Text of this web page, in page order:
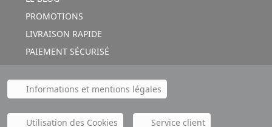
PROMOTIONS
LIVRAISON RAPIDE
PAIEMENT SÉCURISÉ
Informations et mentions légales
Utilisation des Cookies Service client